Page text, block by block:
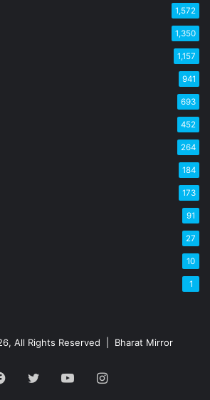
1,572
1,350
1,157
941
693
452
264
184
173
91
27
10
1
All Rights Reserved | Bharat Mirror
Facebook
Twitter YouTubeInstagram